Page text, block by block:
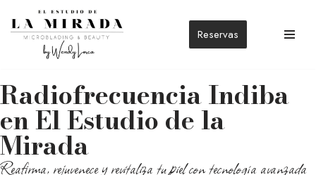
Saltar
contenido
Reservas
Radiofrecuencia Indiba
en El Estudio de la
Mirada
Reafirma, rejuvenece y revitaliza tu piel con tecnología avanzada